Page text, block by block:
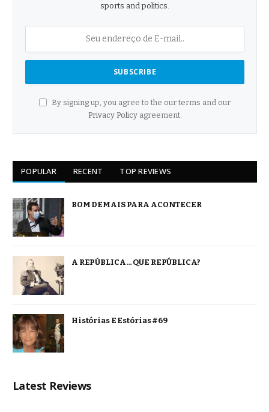
sports and politics.
By signing up, you agree to the our terms and our
Privacy Policyagreement.
POPULAR RECENT TOP REVIEWS
BOM DEMAIS PARA ACONTECER
A REPÚBLICA… QUE REPÚBLICA?
Histórias E Estórias #69
Latest Reviews